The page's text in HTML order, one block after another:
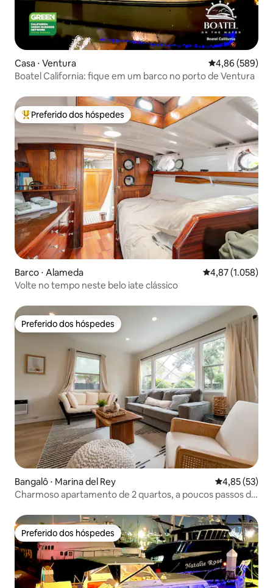
Casa ⋅ Ventura 4,86 de uma
4,86 (589)
Boatel California: fique em um barco no porto de Ventura
Entre os melhores preferidos dos hóspedes
Preferido dos hóspedes
Barco ⋅ Alameda 4,87 de uma
4,87 (1.058)
Volte no tempo neste belo iate clássico
Preferido dos hóspedes
Preferido dos hóspedes
Bangalô ⋅ Marina del Rey 4,85 de uma
4,85 (53)
Charmoso apartamento de 2 quartos, a poucos passos de
Preferido dos hóspedes
Preferido dos hóspedes